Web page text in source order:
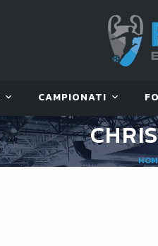
CAMPIONATI